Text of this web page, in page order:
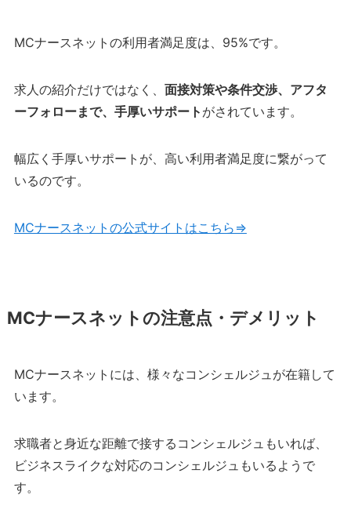
MCナースネットの利用者満足度は、95%です。
求人の紹介だけではなく、 面接対策や条件交渉、アフタ
ーフォローまで、手厚いサポート がされています。
幅広く手厚いサポートが、高い利用者満足度に繋がって
いるのです。
MCナースネットの公式サイトはこちら⇒
MCナースネットの注意点・デメリット
MCナースネットには、様々なコンシェルジュが在籍して
います。
求職者と身近な距離で接するコンシェルジュもいれば、
ビジネスライクな対応のコンシェルジュもいるようで
す。